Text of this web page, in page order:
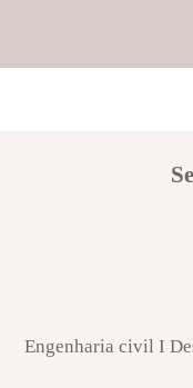
Engenharia civil I